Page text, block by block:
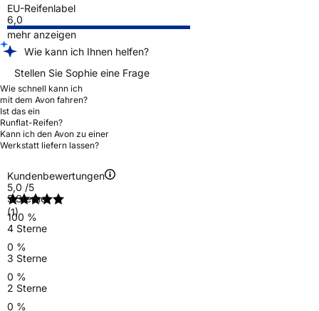
EU-Reifenlabel
6,0
mehr anzeigen
Wie kann ich Ihnen helfen?
Stellen Sie Sophie eine Frage
Wie schnell kann ich
mit dem Avon fahren?
Ist das ein
Runflat-Reifen?
Kann ich den Avon zu einer
Werkstatt liefern lassen?
Kundenbewertungen
5,0 /5
(1)
5 Sterne
100 %
4 Sterne
0 %
3 Sterne
0 %
2 Sterne
0 %